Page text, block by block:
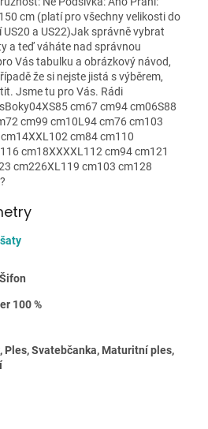
cm (platí pro všechny velikosti do
a US22)Jak správně vybrat
a teď váháte nad správnou
Vás tabulku a obrázkový návod,
že si nejste jistá s výběrem,
Jsme tu pro Vás. Rádi
cm67 cm94 cm06S88
cm99 cm10L94 cm76 cm103
cm84 cm110
cm18XXXXL112 cm94 cm121
cm226XL119 cm103 cm128
100 %
Ples, Svatebčanka, Maturitní ples,